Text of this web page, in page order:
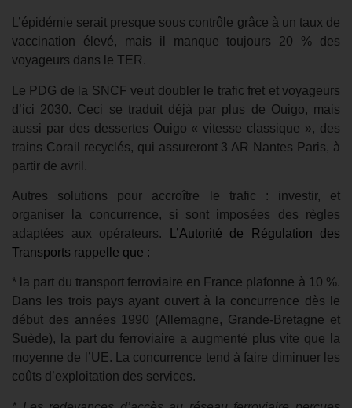
L’épidémie serait presque sous contrôle grâce à un taux de
vaccination élevé, mais il manque toujours 20 % des
voyageurs dans le TER.
Le PDG de la SNCF veut doubler le trafic fret et voyageurs
d’ici 2030. Ceci se traduit déjà par plus de Ouigo, mais
aussi par des dessertes Ouigo « vitesse classique », des
trains Corail recyclés, qui assureront 3 AR Nantes Paris, à
partir de avril.
Autres solutions pour accroître le trafic : investir, et
organiser la concurrence, si sont imposées des règles
adaptées aux opérateurs.
L’Autorité de Régulation des
Transports rappelle que :
* la part du transport ferroviaire en France plafonne à 10 %.
Dans les trois pays ayant ouvert à la concurrence dès le
début des années 1990 (Allemagne, Grande-Bretagne et
Suède), la part du ferroviaire a augmenté plus vite que la
moyenne de l’UE. La concurrence tend à faire diminuer les
coûts d’exploitation des services.